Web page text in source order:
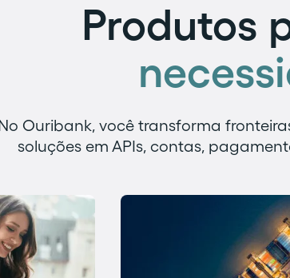
Produtos
Ouribank, você transforma
soluções em APIs, contas,